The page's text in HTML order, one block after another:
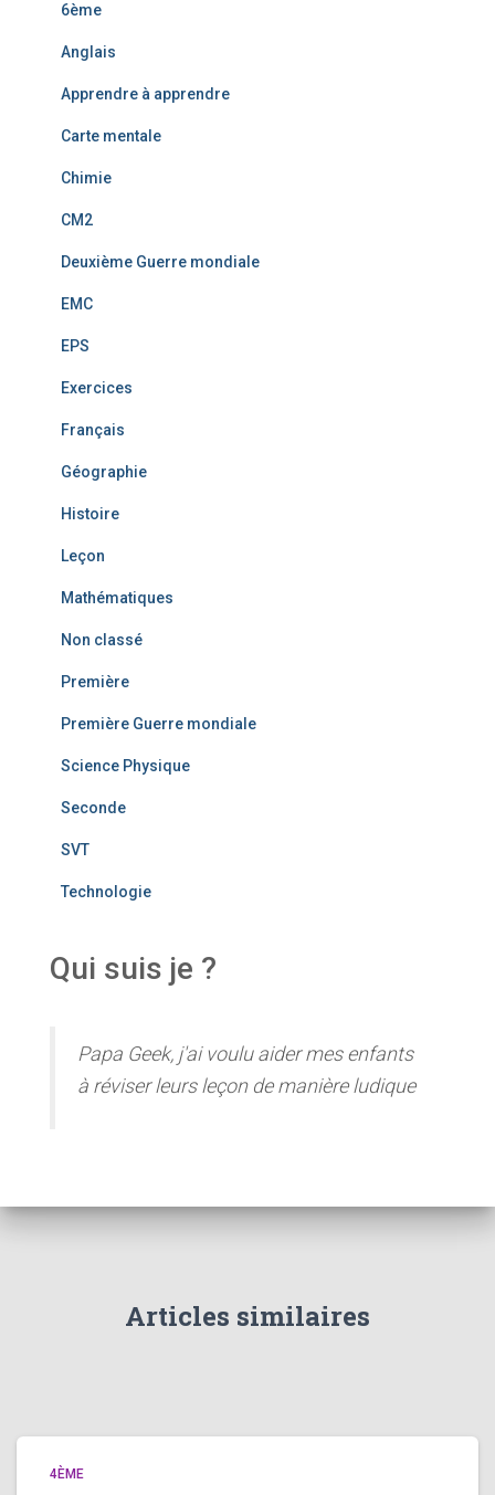
6ème
Anglais
Apprendre à apprendre
Carte mentale
Chimie
CM2
Deuxième Guerre mondiale
EMC
EPS
Exercices
Français
Géographie
Histoire
Leçon
Mathématiques
Non classé
Première
Première Guerre mondiale
Science Physique
Seconde
SVT
Technologie
Qui suis je ?
Papa Geek, j'ai voulu aider mes enfants
à réviser leurs leçon de manière ludique
Articles similaires
4ÈME